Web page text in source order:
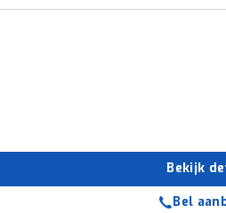
Bekijk
Bel